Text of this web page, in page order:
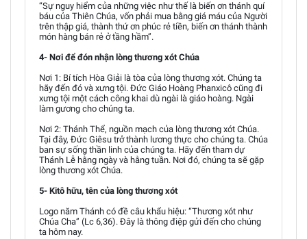
“Sự nguy hiểm của những việc như thế là biến ơn thánh quí
báu của Thiên Chúa, vốn phải mua bằng giá máu của Người
trên thập giá, thành thứ ơn phúc rẻ tiền, biến ơn thánh thành
món hàng bán rẻ ở tầng hầm”.
4- Nơi để đón nhận lòng thương xót Chúa
Nơi 1: Bí tích Hòa Giải là tòa của lòng thương xót. Chúng ta
hãy đến đó và xưng tội. Đức Giáo Hoàng Phanxicô cũng đi
xưng tội một cách công khai dù ngài là giáo hoàng. Ngài
làm gương cho chúng ta.
Nơi 2: Thánh Thể, nguồn mạch của lòng thương xót Chúa.
Tại đây, Đức Giêsu trở thành lương thực cho chúng ta. Chúa
ban sự sống thần linh của chúng ta. Hãy đến tham dự
Thánh Lễ hằng ngày và hằng tuần. Nơi đó, chúng ta sẽ gặp
lòng thương xót Chúa.
5- Kitô hữu, tên của lòng thương xót
Logo năm Thánh có đề câu khẩu hiệu: “Thương xót như
Chúa Cha” (Lc 6,36). Đây là thông điệp gửi đến cho chúng
ta hôm nay.